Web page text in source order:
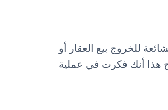
للخروج بيع العقار أو
هذا أنك فكرت في عملية